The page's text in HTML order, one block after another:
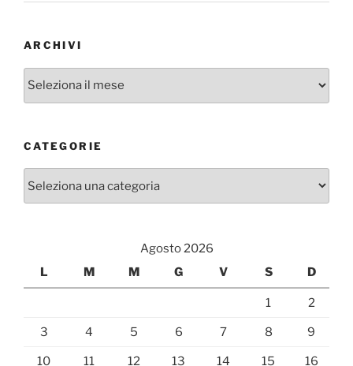
ARCHIVI
Archivi
CATEGORIE
Agosto 2026
L
M M G V S D
1 2
3 4 5 6 7 8 9
10 11 12 13 14 15 16